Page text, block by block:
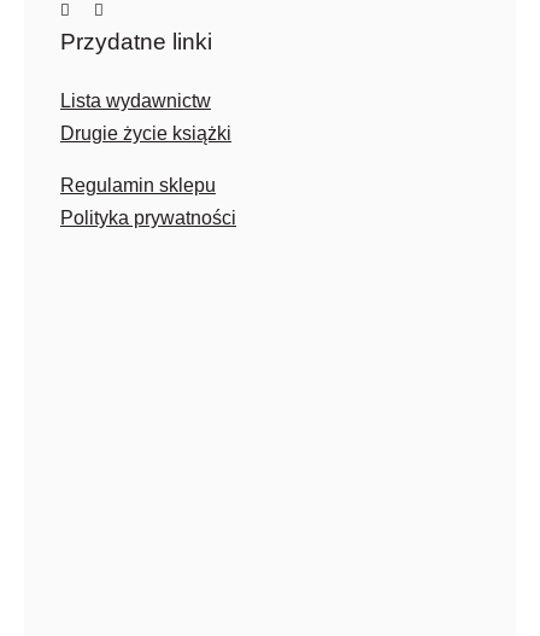
Przydatne linki
Lista wydawnictw
Drugie życie książki
Regulamin sklepu
Polityka prywatności